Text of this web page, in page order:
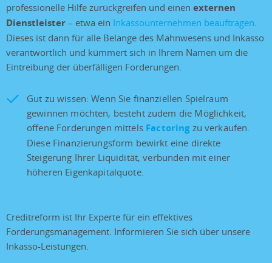
professionelle Hilfe zurückgreifen und einen externen
Dienstleister – etwa ein Inkassounternehmen beauftragen.
Dieses ist dann für alle Belange des Mahnwesens und Inkasso
verantwortlich und kümmert sich in Ihrem Namen um die
Eintreibung der überfälligen Forderungen.
Gut zu wissen: Wenn Sie finanziellen Spielraum
gewinnen möchten, besteht zudem die Möglichkeit,
offene Forderungen mittels Factoringzu verkaufen.
Diese Finanzierungsform bewirkt eine direkte
Steigerung Ihrer Liquidität, verbunden mit einer
höheren Eigenkapitalquote.
Creditreform ist Ihr Experte für ein effektives
Forderungsmanagement. Informieren Sie sich über unsere
Inkasso-Leistungen.